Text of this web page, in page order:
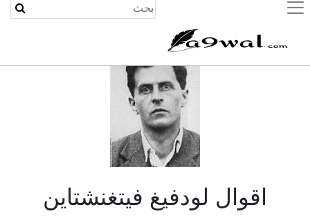
(current)
اقوال لودفيغ فيتغنشتاين